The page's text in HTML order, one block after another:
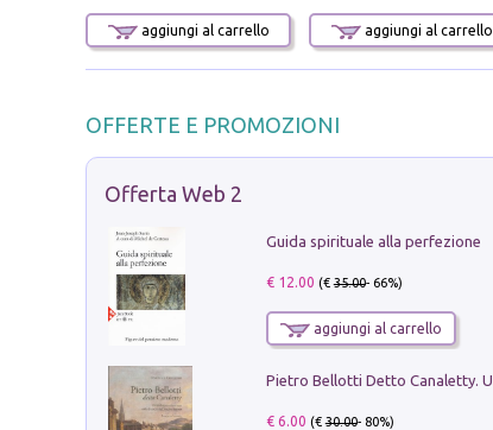
aggiungi al carrello aggiungi al carrello
OFFERTE E PROMOZIONI
Offerta Web 2
Guida spirituale alla perfezione
€ 12.00 (€35.00- 66%)
aggiungi al carrello
€ 6.00 (€30.00- 80%)